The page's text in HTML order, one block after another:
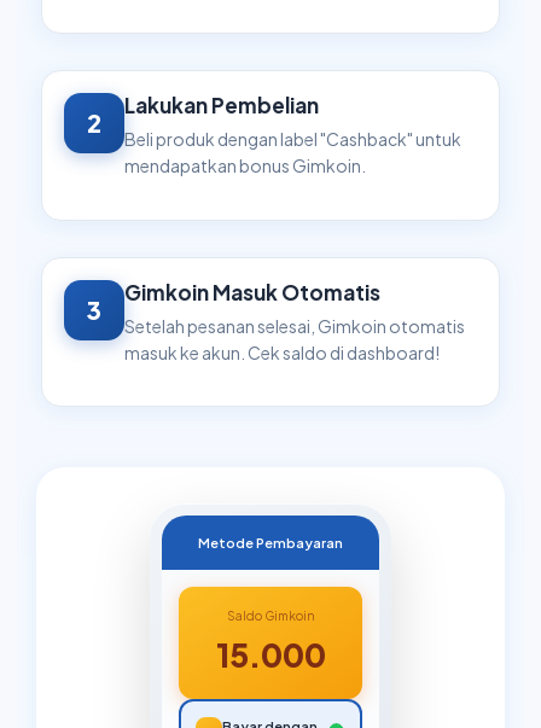
2
Lakukan Pembelian
Beli produk dengan label "Cashback" untuk
mendapatkan bonus Gimkoin.
3
Gimkoin Masuk Otomatis
Setelah pesanan selesai, Gimkoin otomatis
masuk ke akun. Cek saldo di dashboard!
Metode Pembayaran
Saldo Gimkoin
15.000